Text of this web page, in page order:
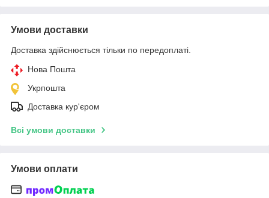
Умови доставки
Доставка здійснюється тільки по передоплаті.
Нова Пошта
Укрпошта
Доставка кур'єром
Всі умови доставки
Умови оплати